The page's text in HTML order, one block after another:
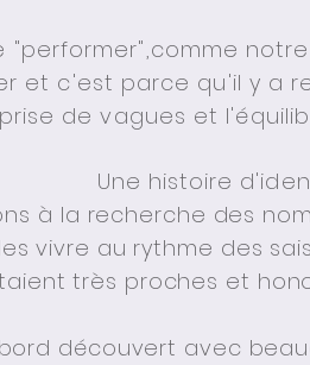
"performer",comme
et c'est parce qu'il y a
de vagues et
Une histoire
à la recherche des
vivre au rythme des
très proches et
découvert avec